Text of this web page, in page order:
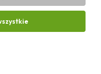
maszyn E-ciągnik |
5562573838 | REGON: